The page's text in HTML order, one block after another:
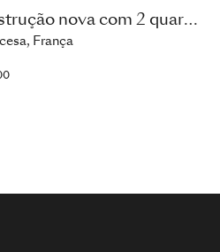
apartamento de construção nova com 2 quartos
França